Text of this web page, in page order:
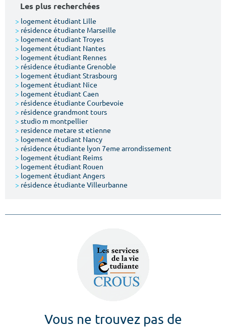
Votre date d'entrée
Chercher
Les plus recherchées
> logement étudiant Lille
> résidence étudiante Marseille
> logement étudiant Troyes
> logement étudiant Nantes
> logement étudiant Rennes
> résidence étudiante Grenoble
> logement étudiant Strasbourg
> logement étudiant Nice
> logement étudiant Caen
> résidence étudiante Courbevoie
> résidence grandmont tours
> studio m montpellier
> residence metare st etienne
> logement étudiant Nancy
> résidence étudiante lyon 7eme arrondissement
> logement étudiant Reims
> logement étudiant Rouen
> logement étudiant Angers
> résidence étudiante Villeurbanne
Vous ne trouvez pas de